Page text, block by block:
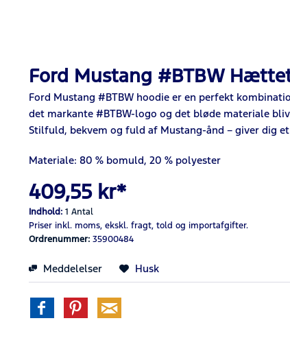
Ford Mustang #BTBW
Ford Mustang #BTBW hoodie er en perfekt
det markante #BTBW-logo og det bløde materiale
Stilfuld, bekvem og fuld af Mustang-ånd – giver dig
Materiale: 80 % bomuld, 20 % polyester
409,55 kr*
Indhold:1 Antal
Priser inkl. moms,ekskl. fragt, told og importafgifter.
Ordrenummer:35900484
Meddelelser Husk